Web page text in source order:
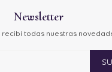
Newsletter
recibí todas nuestras